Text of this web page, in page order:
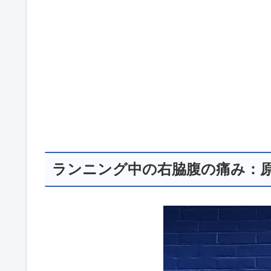
ランニング中の右脇腹の痛み：